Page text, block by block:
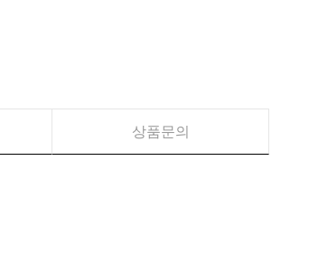
상품문의